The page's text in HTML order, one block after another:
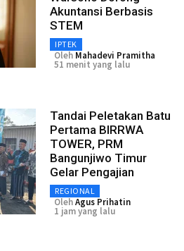
Akuntansi Berbasis
STEM
IPTEK
Oleh Mahadevi Pramitha
51 menit yang lalu
Tandai Peletakan Batu
Pertama BIRRWA
TOWER, PRM
Bangunjiwo Timur
Gelar Pengajian
REGIONAL
OlehAgus Prihatin
1 jam yang lalu